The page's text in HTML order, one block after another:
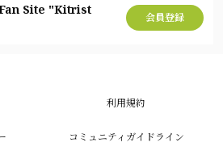
Site "Kitrist
会員登録
利用規約
コミュニティガイドライン